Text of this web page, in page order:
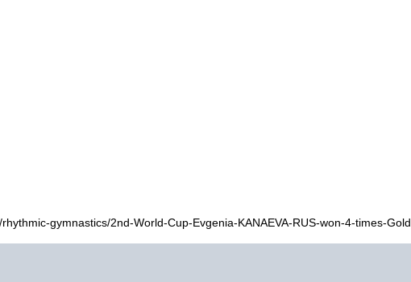
gymnastics/2nd-World-Cup-Evgenia-KANAEVA-RUS-won-4-times-Gold